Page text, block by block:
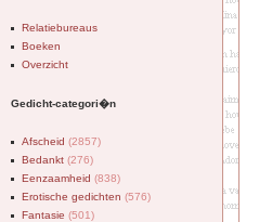
Relatiebureaus
Boeken
Overzicht
Gedicht-categori�n
Afscheid (2857)
Bedankt (276)
Eenzaamheid (838)
Erotische gedichten (576)
Fantasie (501)